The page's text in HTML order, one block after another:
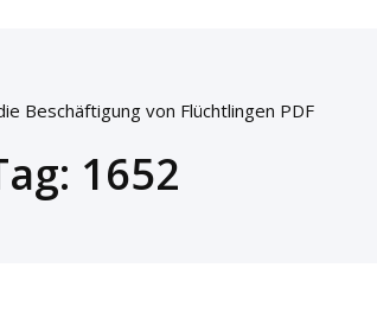
Beschäftigung von Flüchtlingen PDF
1652